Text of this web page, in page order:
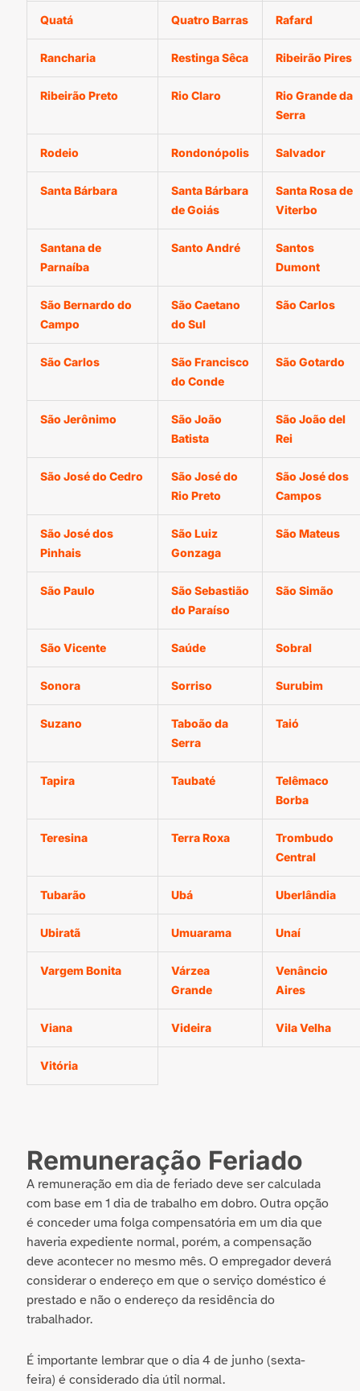
Quatá Quatro Barras Rafard
Rancharia Restinga Sêca Ribeirão Pires
Ribeirão Preto Rio Claro
Rio Grande da
Serra
Rodeio Rondonópolis Salvador
Santa Bárbara
Santa Bárbara
de Goiás
Santa Rosa de
Viterbo
Santana de
Parnaíba
Santo André
Santos
Dumont
São Bernardo do
Campo
São Caetano
do Sul
São Carlos
São Carlos
São Francisco
do Conde
São Gotardo
São Jerônimo
São João
Batista
São João del
Rei
São José do Cedro
São José do
Rio Preto
São José dos
Campos
São José dos
Pinhais
São Luiz
Gonzaga
São Mateus
São Paulo
São Sebastião
do Paraíso
São Simão
São Vicente Saúde Sobral
Sonora Sorriso Surubim
Suzano
Taboão da
Serra
Taió
Tapira Taubaté
Telêmaco
Borba
Teresina Terra Roxa
Trombudo
Central
Tubarão Ubá Uberlândia
Ubiratã Umuarama Unaí
Vargem Bonita
Várzea
Grande
Venâncio
Aires
Viana Videira Vila Velha
Vitória
Remuneração Feriado
A remuneração em dia de feriado deve ser calculada
com base em 1 dia de trabalho em dobro. Outra opção
é conceder uma folga compensatória em um dia que
haveria expediente normal, porém, a compensação
deve acontecer no mesmo mês. O empregador deverá
considerar o endereço em que o serviço doméstico é
prestado e não o endereço da residência do
trabalhador.
É importante lembrar que o dia 4 de junho (sexta-
feira) é considerado dia útil normal.